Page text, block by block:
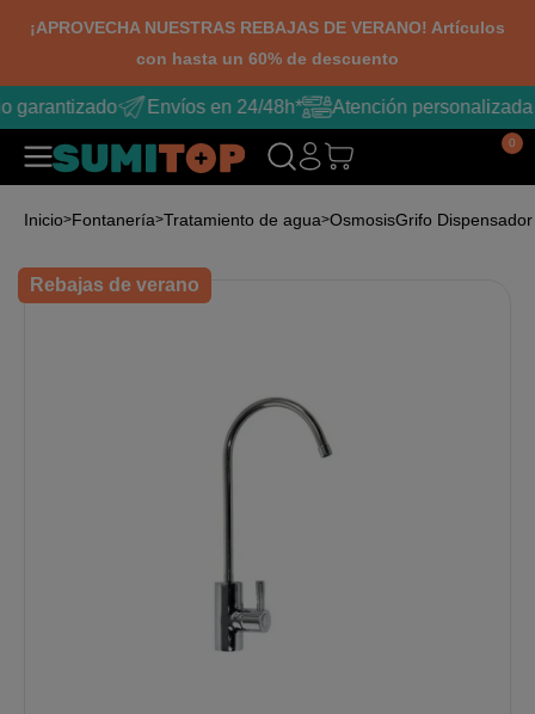
¡APROVECHA NUESTRAS REBAJAS DE VERANO! Artículos
con hasta un 60% de descuento
garantizado Envíos en 24/48h* Atención personalizada
0
Inicio Fontanería Tratamiento de agua OsmosisGrifo
Rebajas de verano